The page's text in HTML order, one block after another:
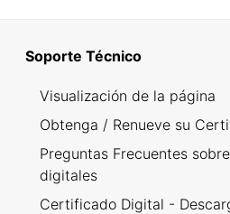
Soporte Técnico
Visualización de la página
Obtenga / Renueve su
Preguntas Frecuentes
digitales
Certificado Digital -